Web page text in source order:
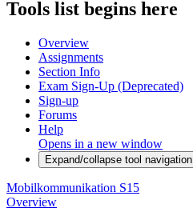
Tools list begins here
Overview
Assignments
Section Info
Exam Sign-Up (Deprecated)
Sign-up
Forums
Help
Opens in a new window
Expand/collapse tool navigation
Mobilkommunikation S15
Overview